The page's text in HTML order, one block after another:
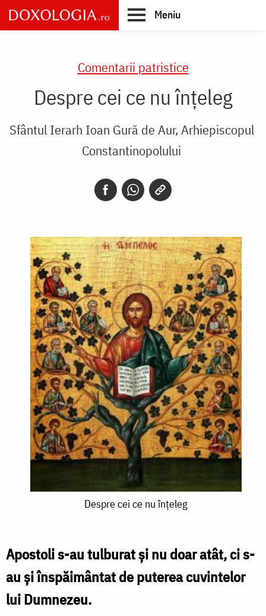
Skip
to
main
Meniu
Comentarii patristice
Despre cei ce nu înțeleg
Sfântul Ierarh Ioan Gură de Aur, Arhiepiscopul
Constantinopolului
nu
înțeleg
Despre cei ce nu înțeleg
Apostoli s-au tulburat și nu doar atât, ci s-
au și înspăimântat de puterea cuvintelor
lui Dumnezeu.